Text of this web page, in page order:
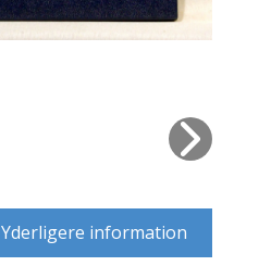
Yderligere information